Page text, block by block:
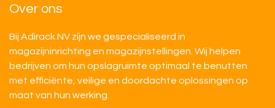
Over ons
Bij Adirack NV zijn we gespecialiseerd in
magazijninrichting en magazijnstellingen. Wij helpen
bedrijven om hun opslagruimte optimaal te benutten
met efficiënte, veilige en doordachte oplossingen op
maat van hun werking.